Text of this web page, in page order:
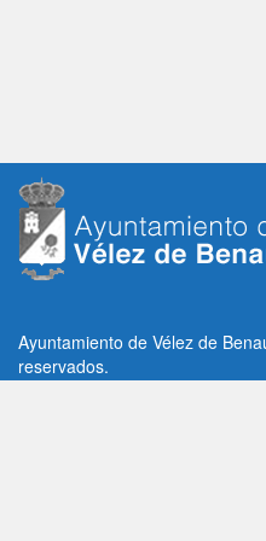
Ayuntamiento de Vélez de
reservados.